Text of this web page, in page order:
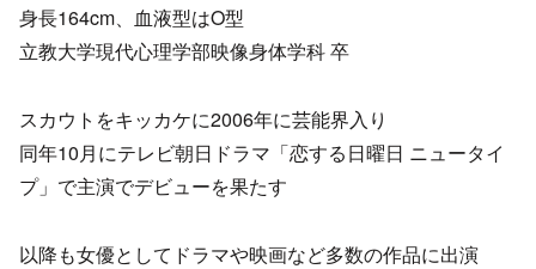
身長164cm、血液型はO型
立教大学現代心理学部映像身体学科 卒
スカウトをキッカケに2006年に芸能界入り
同年10月にテレビ朝日ドラマ「恋する日曜日 ニュータイ
プ」で主演でデビューを果たす
以降も女優としてドラマや映画など多数の作品に出演